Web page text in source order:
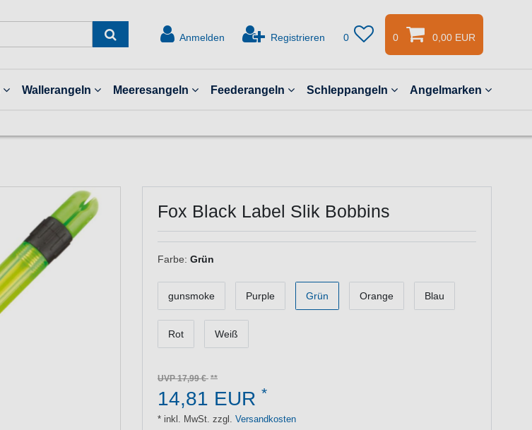
Anmelden Registrieren 0 0 0,00 EUR
Wallerangeln Meeresangeln Feederangeln Schleppangeln Angelmarken
Fox Black Label Slik Bobbins
Farbe: Grün
gunsmoke Purple Grün Orange Blau
Rot Weiß
UVP 17,99 €
14,81 EUR *
* inkl. MwSt. zzgl. Versandkosten